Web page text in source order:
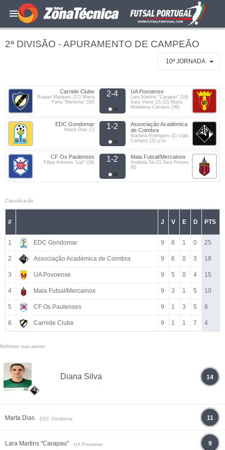
2ª DIVISÃO - APURAMENTO DE CAMPEÃO
10ª JORNADA
Carnide Clube
Raquel Marques (27) Marta
Faria "Martinha" (30)
2-4 UA Povoense
Lara Martins "Carapau" (16)
Sara Vieira (21,22) Maria
Madalena Campos (36)
EDC Gondomar
Marta Dias (7) 1-2
Associação Académica
de Coimbra
Mariana Rodrigues (1) Lígia
Campos (32 p.b)
CF Os Paulenses
Filipa Antunes "Lipi" (34) 1-2 Maia Futsal/Mercainox
Anabela Sá (2) Sara Pereira
(6)
Classificacão
# J V E D PTS
1 EDC Gondomar 9 8 1 0 25
2 Associação Académica de Coimbra 9 6 0 3 18
3 UA Povoense 9 5 0 4 15
4 Maia Futsal/Mercainox 9 3 1 5 10
5 CF Os Paulenses 9 1 3 5 6
6 Carnide Clube 9 1 1 7 4
Melhores marcadores
Diana Silva 14
Marta Dias EDC Gondomar 11
Lara Martins "Carapau" UA Povoense 9